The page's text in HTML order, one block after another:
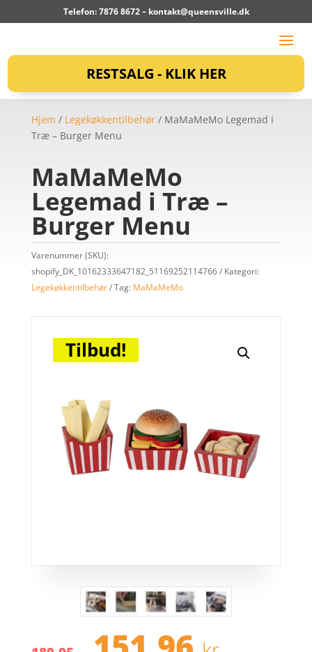
Telefon: 7876 8672 – kontakt@queensville.dk
RESTSALG - KLIK HER
Hjem / Legekøkkentilbehør/ MaMaMeMo Legemad i
Træ – Burger Menu
MaMaMeMo
Legemad i Træ –
Burger Menu
Varenummer (SKU):
shopify_DK_10162333647182_51169252114766
Kategori:
Legekøkkentilbehør
Tag: MaMaMeMo
Tilbud!
Den